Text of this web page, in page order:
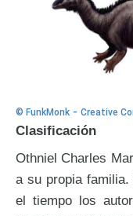
© FunkMonk - Creative
Clasificación
Othniel Charles
a su propia
el tiempo los